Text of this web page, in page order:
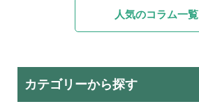
人気のコラム一覧
カテゴリーから探す